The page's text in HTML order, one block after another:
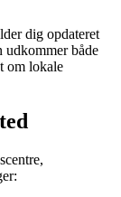
dig opdateret
udkommer både
om lokale